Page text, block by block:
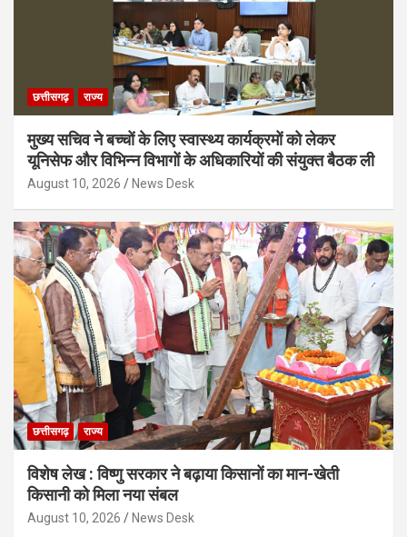
छत्तीसगढ़ राज्य
मुख्य सचिव ने बच्चों के लिए स्वास्थ्य कार्यक्रमों को लेकर
यूनिसेफ और विभिन्न विभागों के अधिकारियों की संयुक्त बैठक ली
August 10, 2026 News Desk
छत्तीसगढ़ राज्य
विशेष लेख : विष्णु सरकार ने बढ़ाया किसानों का मान-खेती
किसानी को मिला नया संबल
August 10, 2026 News Desk